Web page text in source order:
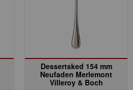
Dessertsked 154 mm
Neufaden Merlemont
Villeroy & Boch